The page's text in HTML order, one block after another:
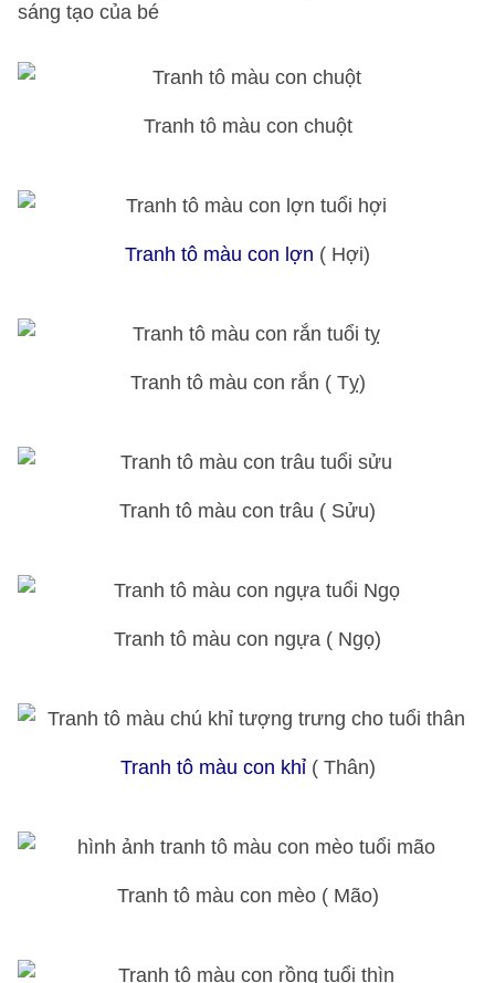
sáng tạo của bé
Tranh tô màu con chuột
Tranh tô màu con lợn ( Hợi)
Tranh tô màu con rắn ( Tỵ)
Tranh tô màu con trâu ( Sửu)
Tranh tô màu con ngựa ( Ngọ)
Tranh tô màu con khỉ( Thân)
Tranh tô màu con mèo ( Mão)